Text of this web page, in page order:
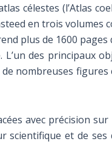
célestes (l’Atlas
en trois volumes
plus de 1600
des principaux
nombreuses
avec précision
et de ses